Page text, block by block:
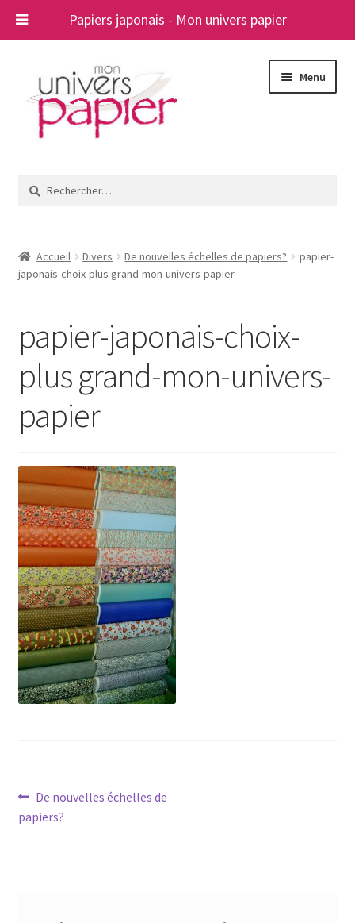
Papiers japonais - Mon univers papier
navigation
contenu
Menu
le
A propos
Rechercher :
Accueil Divers De nouvelles échelles de papiers?
papier-
japonais-choix-plus grand-mon-univers-papier
papier-japonais-choix-
plus grand-mon-univers-
papier
Navigation
de
Article
précédent :
De nouvelles échelles de
papiers?